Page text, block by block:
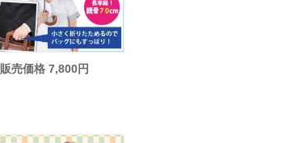
販売価格 7,800円